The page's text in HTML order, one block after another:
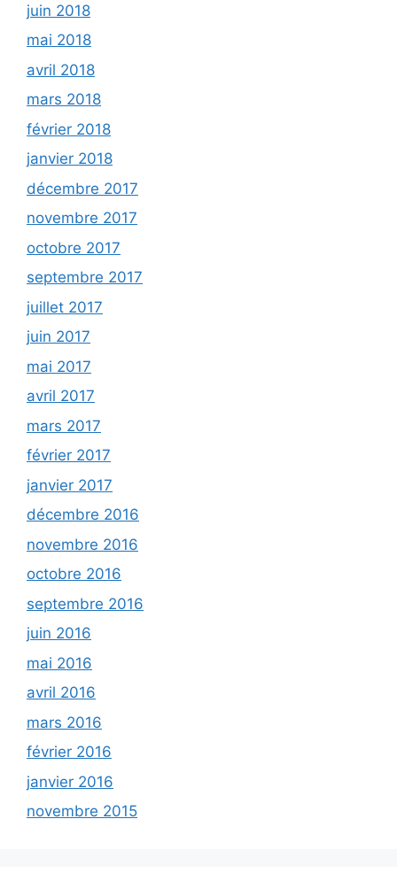
juin 2018
mai 2018
avril 2018
mars 2018
février 2018
janvier 2018
décembre 2017
novembre 2017
octobre 2017
septembre 2017
juillet 2017
juin 2017
mai 2017
avril 2017
mars 2017
février 2017
janvier 2017
décembre 2016
novembre 2016
octobre 2016
septembre 2016
juin 2016
mai 2016
avril 2016
mars 2016
février 2016
janvier 2016
novembre 2015